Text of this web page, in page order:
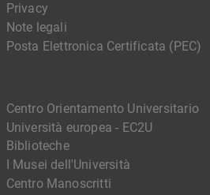
Centro Orientamento Universitario
Università europea - EC2U
Biblioteche
I Musei dell'Università
Centro Manoscritti
Privacy
Note legali
Posta Elettronica Certificata (PEC)